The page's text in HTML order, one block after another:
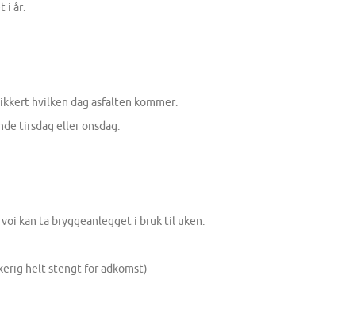
i år.
hvilken dag asfalten kommer.
tirsdag eller onsdag.
kan ta bryggeanlegget i bruk til uken.
helt stengt for adkomst)